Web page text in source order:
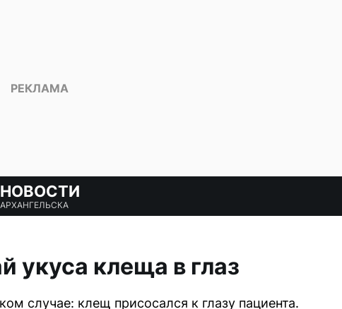
НОВОСТИ
АРХАНГЕЛЬСКА
укуса клеща в глаз
случае: клещ присосался к глазу пациента.